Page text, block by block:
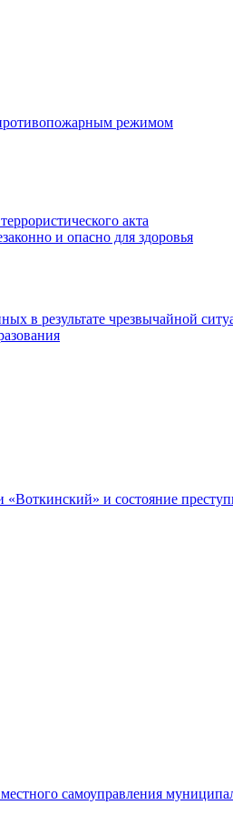
режимом
акта
и опасно для здоровья
в результате чрезвычайной
и состояние
самоуправления